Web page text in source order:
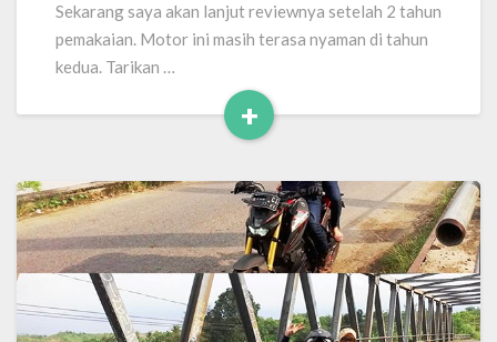
Sekarang saya akan lanjut reviewnya setelah 2 tahun
pemakaian. Motor ini masih terasa nyaman di tahun
kedua. Tarikan …
+
Read